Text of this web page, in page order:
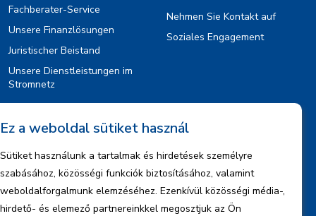
Fachberater-Service
Unsere Finanzlösungen
Juristischer Beistand
Unsere Dienstleistungen im
Stromnetz
Nehmen Sie Kontakt auf
Soziales Engagement
Information
Rechtlicher Hinweis
Urheberrechte
Informationen zum Datenmanagement
Ez a weboldal sütiket használ
Sütiket használunk a tartalmak és hirdetések személyre
szabásához, közösségi funkciók biztosításához, valamint
weboldalforgalmunk elemzéséhez. Ezenkívül közösségi média-,
hirdető- és elemező partnereinkkel megosztjuk az Ön